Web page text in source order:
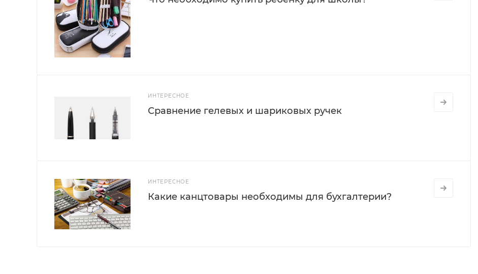
ИНТЕРЕСНОЕ
Сравнение гелевых и шариковых ручек
ИНТЕРЕСНОЕ
Какие канцтовары необходимы для бухгалтерии?